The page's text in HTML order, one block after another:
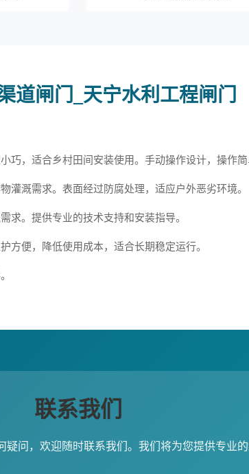
道闸门_天宁水利工程闸门
，适合乡村田间安装使用。手动操作设计，操作简
灌溉需求。表面经过防腐处理，适应户外恶劣环境。
求。提供专业的技术支持和安装指导。
方便，降低使用成本，适合长期稳定运行。
联系我们
问，欢迎随时联系我们。我们将为您提供专业的